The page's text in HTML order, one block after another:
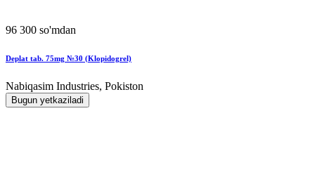
96 300 so'mdan
Deplat tab. 75mg №30 (Klopidogrel)
Nabiqasim Industries, Pokiston
Bugun yetkaziladi